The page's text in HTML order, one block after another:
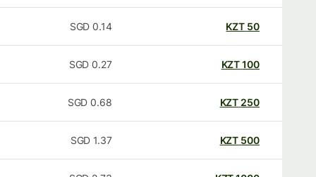
50
KZT
0.14
SGD
100
KZT
0.27
SGD
250
KZT
0.68
SGD
500
KZT
1.37
SGD